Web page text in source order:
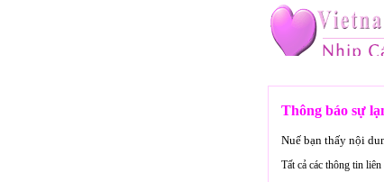
Thông báo sự
Nuế bạn thấy nội
Tất cả các thông tin